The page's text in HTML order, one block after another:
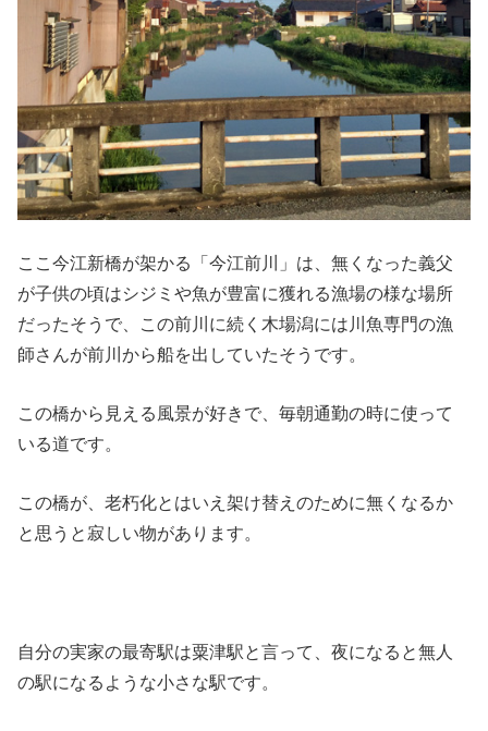
ここ今江新橋が架かる「今江前川」は、無くなった義父
が子供の頃はシジミや魚が豊富に獲れる漁場の様な場所
だったそうで、この前川に続く木場潟には川魚専門の漁
師さんが前川から船を出していたそうです。
この橋から見える風景が好きで、毎朝通勤の時に使って
いる道です。
この橋が、老朽化とはいえ架け替えのために無くなるか
と思うと寂しい物があります。
自分の実家の最寄駅は粟津駅と言って、夜になると無人
の駅になるような小さな駅です。